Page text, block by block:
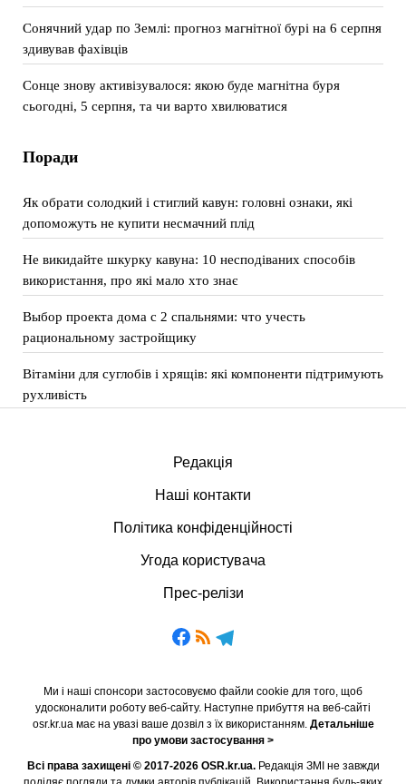
Сонячний удар по Землі: прогноз магнітної бурі на 6 серпня
здивував фахівців
Сонце знову активізувалося: якою буде магнітна буря
сьогодні, 5 серпня, та чи варто хвилюватися
Поради
Як обрати солодкий і стиглий кавун: головні ознаки, які
допоможуть не купити несмачний плід
Не викидайте шкурку кавуна: 10 несподіваних способів
використання, про які мало хто знає
Выбор проекта дома с 2 спальнями: что учесть
рациональному застройщику
Вітаміни для суглобів і хрящів: які компоненти підтримують
рухливість
Редакція
Наші контакти
Політика конфіденційності
Угода користувача
Прес-релізи
Ми і наші спонсори застосовуємо файли cookie для того, щоб
удосконалити роботу веб-сайту. Наступне прибуття на веб-сайті
osr.kr.ua має на увазі ваше дозвіл з їх використанням. Детальніше
про умови застосування >
Всі права захищені © 2017-2026 OSR.kr.ua.Редакція ЗМІ не завжди